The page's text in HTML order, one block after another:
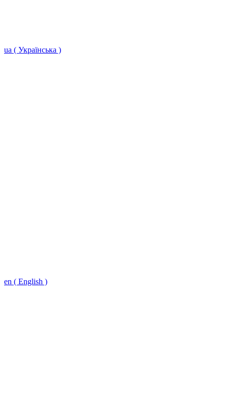
ua ( Українська )
en ( English )